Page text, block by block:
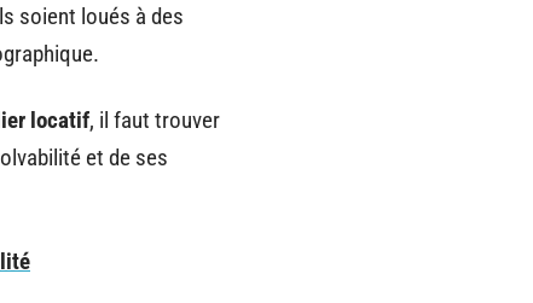
soient loués à des
locatif, il faut trouver
et de ses